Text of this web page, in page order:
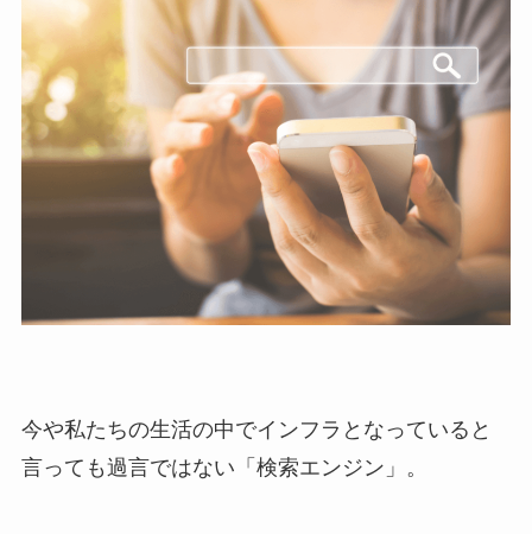
今や私たちの生活の中でインフラとなっていると
言っても過言ではない「検索エンジン」。